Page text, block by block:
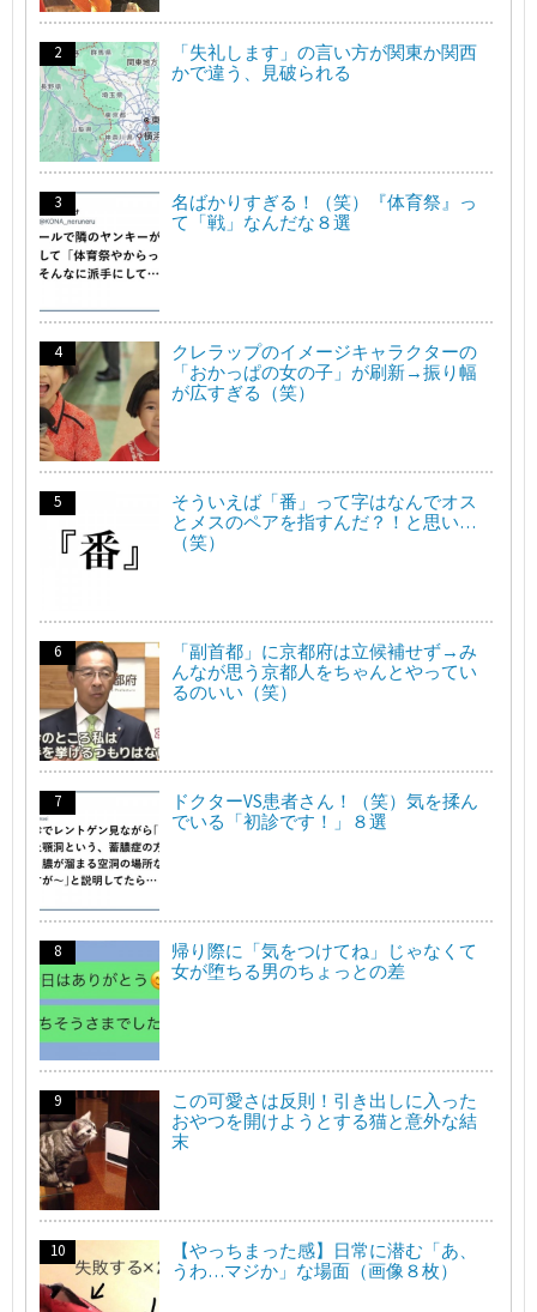
「失礼します」の言い方が関東か関西
かで違う、見破られる
名ばかりすぎる！（笑）『体育祭』っ
て「戦」なんだな８選
クレラップのイメージキャラクターの
「おかっぱの女の子」が刷新→振り幅
が広すぎる（笑）
そういえば「番」って字はなんでオス
とメスのペアを指すんだ？！と思い…
（笑）
「副首都」に京都府は立候補せず→み
んなが思う京都人をちゃんとやってい
るのいい（笑）
ドクターVS患者さん！（笑）気を揉ん
でいる「初診です！」８選
帰り際に「気をつけてね」じゃなくて
女が堕ちる男のちょっとの差
この可愛さは反則！引き出しに入った
おやつを開けようとする猫と意外な結
末
【やっちまった感】日常に潜む「あ、
うわ…マジか」な場面（画像８枚）